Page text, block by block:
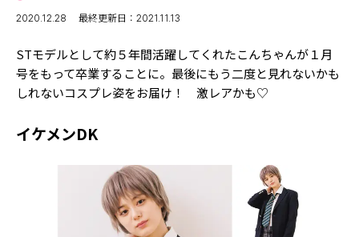
TikTok
Instagram
YouTube
ゲッターズ飯田
MISS SEVENTEEN
ミスセブンティーンニュース
MAGAZINE
バックナンバー
INFORMATION
2020.12.28 最終更新日：2021.11.13
STモデルとして約５年間活躍してくれたこんちゃんが１月
号をもって卒業することに。最後にもう二度と見れないかも
しれないコスプレ姿をお届け！ 激レアかも♡
イケメンDK